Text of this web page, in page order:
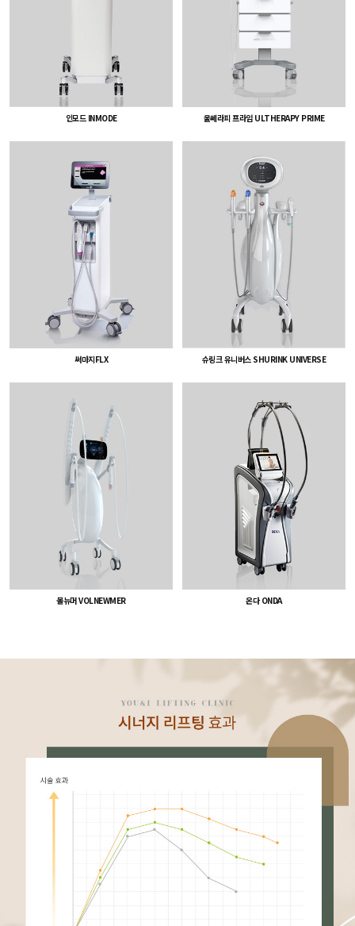
인모드 INMODE 울쎄라피 프라임 ULTHERAPY PRIME
써마지FLX 슈링크 유니버스 SHURINK UNIVERSE
볼뉴머 VOLNEWMER 온다 ONDA